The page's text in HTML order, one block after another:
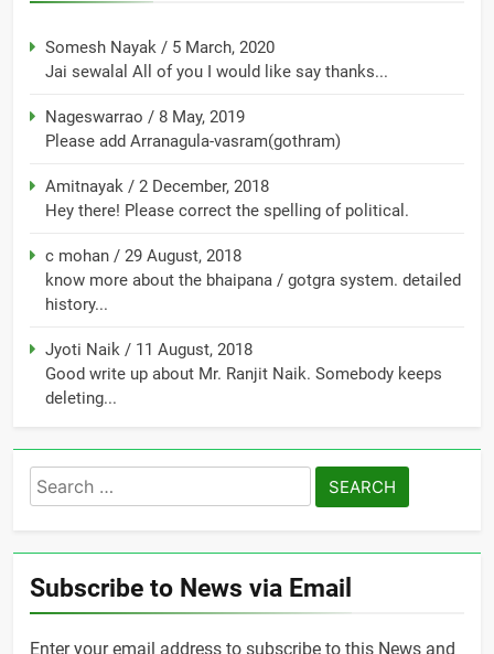
Somesh Nayak / 5 March, 2020
Jai sewalal All of you I would like say thanks...
Nageswarrao / 8 May, 2019
Please add Arranagula-vasram(gothram)
Amitnayak / 2 December, 2018
Hey there! Please correct the spelling of political.
c mohan / 29 August, 2018
know more about the bhaipana / gotgra system. detailed
history...
Jyoti Naik / 11 August, 2018
Good write up about Mr. Ranjit Naik. Somebody keeps
deleting...
Search
for:
Subscribe to News via Email
Enter your email address to subscribe to this News and